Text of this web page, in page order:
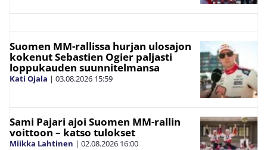
Suomen MM-rallissa hurjan ulosajon
kokenut Sebastien Ogier paljasti
loppukauden suunnitelmansa
Kati Ojala | 03.08.2026 15:59
Sami Pajari ajoi Suomen MM-rallin
voittoon – katso tulokset
Miikka Lahtinen | 02.08.2026 16:00